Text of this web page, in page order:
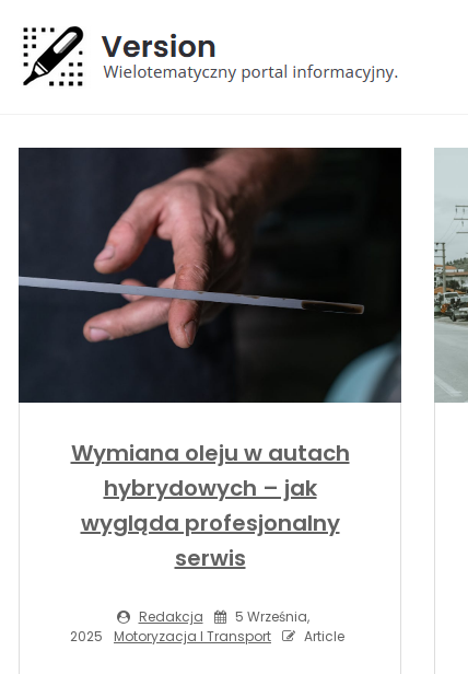
Wymiana oleju w autach
hybrydowych – jak
wygląda profesjonalny
serwis
Redakcja
5 Września,
2025
Motoryzacja I Transport Article